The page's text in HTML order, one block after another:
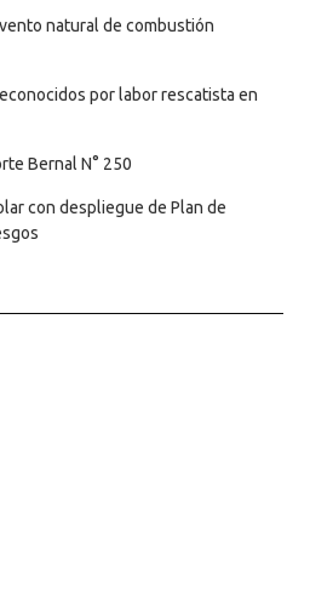
natural de combustión
por labor rescatista en
Bernal N° 250
con despliegue de Plan de